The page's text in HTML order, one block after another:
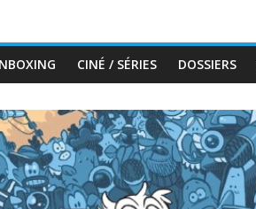
CINÉ / SÉRIES DOSSIERS